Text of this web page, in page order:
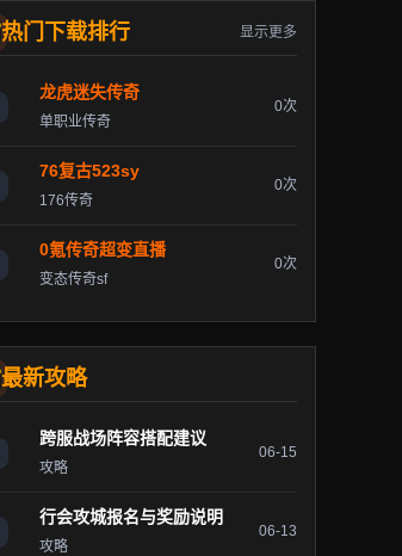
热门下载排行 显示更多
龙虎迷失传奇
单职业传奇
0次
76复古523sy
176传奇
0次
0氪传奇超变直播
变态传奇sf
0次
最新攻略
跨服战场阵容搭配建议
攻略
06-15
行会攻城报名与奖励说明
攻略
06-13